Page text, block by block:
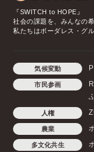
『SWITCH to HOPE』
社会の課題を、みんなの
私たちはボーダレス・グ
気候変動
市民参画
人権
農業
多文化共生